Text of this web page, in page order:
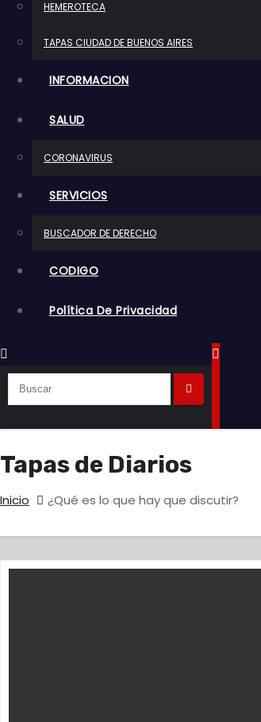
HEMEROTECA
TAPAS CIUDAD DE BUENOS AIRES
INFORMACION
SALUD
CORONAVIRUS
SERVICIOS
BUSCADOR DE DERECHO
CODIGO
Política De Privacidad
Tapas de Diarios
Inicio ¿Qué es lo que hay que discutir?